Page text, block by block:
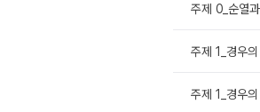
주제 0_순열
주제 1_경우
주제 1_경우